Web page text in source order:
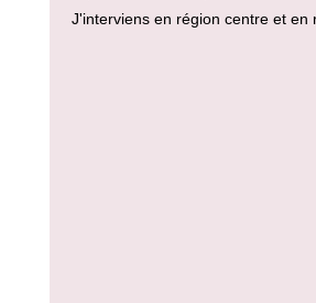
J'interviens en région centre et en